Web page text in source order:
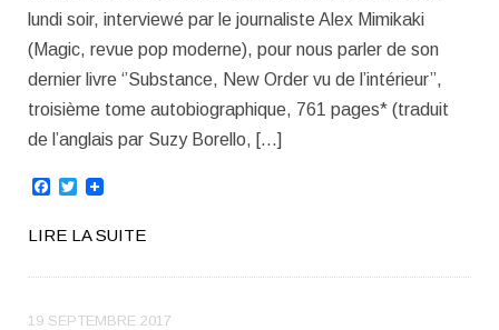
lundi soir, interviewé par le journaliste Alex Mimikaki
(Magic, revue pop moderne), pour nous parler de son
dernier livre ‘’Substance, New Order vu de l’intérieur’’,
troisième tome autobiographique, 761 pages* (traduit
de l’anglais par Suzy Borello, […]
Facebook
Twitter
LIRE LA SUITE
19 SEPTEMBRE 2017